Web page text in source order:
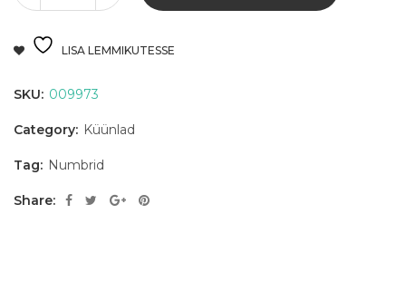
LISA LEMMIKUTESSE
SKU: 009973
Category: Küünlad
Tag: Numbrid
Share: